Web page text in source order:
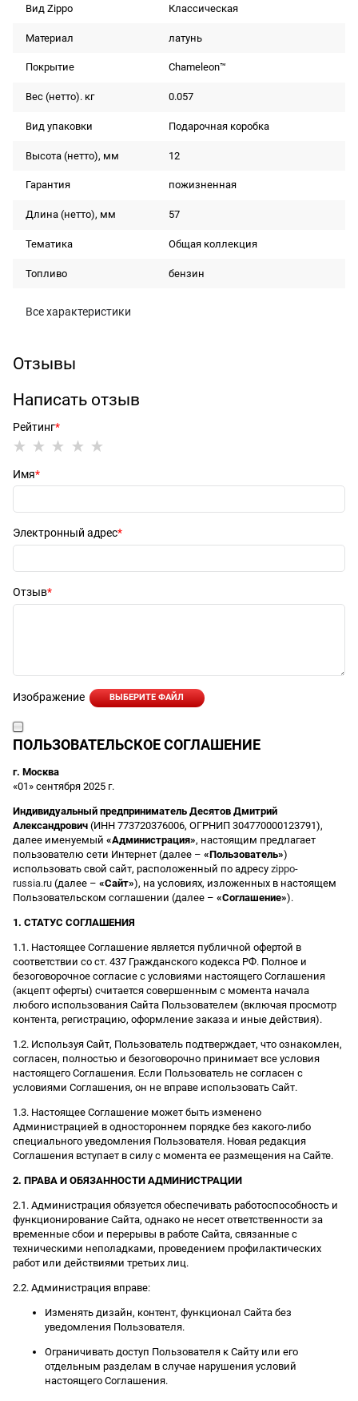
Вид Zippo Классическая
Материал латунь
Покрытие Chameleon™
Вес (нетто). кг 0.057
Вид упаковки Подарочная коробка
Высота (нетто), мм 12
Гарантия пожизненная
Длина (нетто), мм 57
Тематика Общая коллекция
Топливо бензин
Все характеристики
Отзывы
Написать отзыв
Рейтинг
Имя
Электронный адрес
Отзыв
Изображение ВЫБЕРИТЕ ФАЙЛ
ПОЛЬЗОВАТЕЛЬСКОЕ СОГЛАШЕНИЕ
г. Москва
«01» сентября 2025 г.
Индивидуальный предприниматель Десятов Дмитрий
Александрович (ИНН 773720376006, ОГРНИП 304770000123791),
далее именуемый «Администрация», настоящим предлагает
пользователю сети Интернет (далее – «Пользователь»)
использовать свой сайт, расположенный по адресу zippo-
russia.ru (далее – «Сайт»), на условиях, изложенных в настоящем
Пользовательском соглашении (далее – «Соглашение»).
1. СТАТУС СОГЛАШЕНИЯ
1.1. Настоящее Соглашение является публичной офертой в
соответствии со ст. 437 Гражданского кодекса РФ. Полное и
безоговорочное согласие с условиями настоящего Соглашения
(акцепт оферты) считается совершенным с момента начала
любого использования Сайта Пользователем (включая просмотр
контента, регистрацию, оформление заказа и иные действия).
1.2. Используя Сайт, Пользователь подтверждает, что ознакомлен,
согласен, полностью и безоговорочно принимает все условия
настоящего Соглашения. Если Пользователь не согласен с
условиями Соглашения, он не вправе использовать Сайт.
1.3. Настоящее Соглашение может быть изменено
Администрацией в одностороннем порядке без какого-либо
специального уведомления Пользователя. Новая редакция
Соглашения вступает в силу с момента ее размещения на Сайте.
2. ПРАВА И ОБЯЗАННОСТИ АДМИНИСТРАЦИИ
2.1. Администрация обязуется обеспечивать работоспособность и
функционирование Сайта, однако не несет ответственности за
временные сбои и перерывы в работе Сайта, связанные с
техническими неполадками, проведением профилактических
работ или действиями третьих лиц.
2.2. Администрация вправе:
Изменять дизайн, контент, функционал Сайта без
уведомления Пользователя.
Ограничивать доступ Пользователя к Сайту или его
отдельным разделам в случае нарушения условий
настоящего Соглашения.